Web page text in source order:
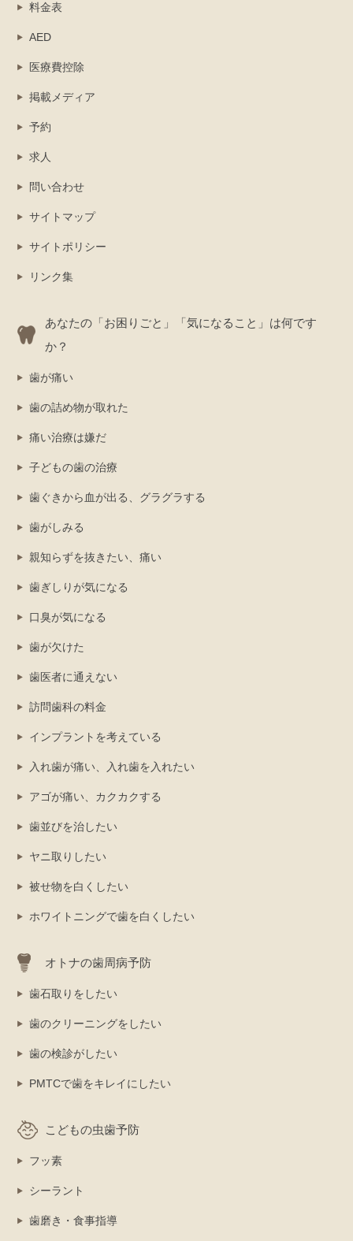
料金表
AED
医療費控除
掲載メディア
予約
求人
問い合わせ
サイトマップ
サイトポリシー
リンク集
あなたの「お困りごと」「気になること」は何です
か？
歯が痛い
歯の詰め物が取れた
痛い治療は嫌だ
子どもの歯の治療
歯ぐきから血が出る、グラグラする
歯がしみる
親知らずを抜きたい、痛い
歯ぎしりが気になる
口臭が気になる
歯が欠けた
歯医者に通えない
訪問歯科の料金
インプラントを考えている
入れ歯が痛い、入れ歯を入れたい
アゴが痛い、カクカクする
歯並びを治したい
ヤニ取りしたい
被せ物を白くしたい
ホワイトニングで歯を白くしたい
オトナの歯周病予防
歯石取りをしたい
歯のクリーニングをしたい
歯の検診がしたい
PMTCで歯をキレイにしたい
こどもの虫歯予防
フッ素
シーラント
歯磨き・食事指導